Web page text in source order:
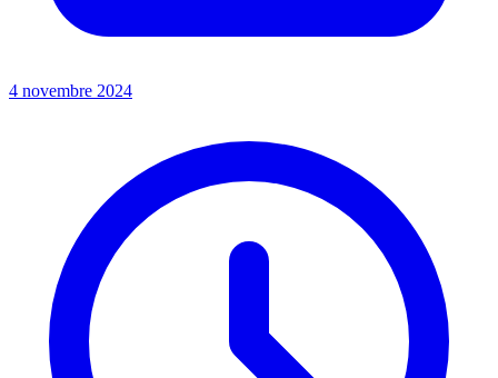
4 novembre 2024